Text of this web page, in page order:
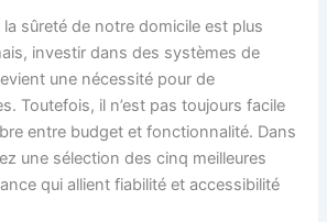
sûreté de notre domicile est plus
investir dans des systèmes de
une nécessité pour de
Toutefois, il n’est pas toujours facile
entre budget et fonctionnalité. Dans
une sélection des cinq meilleures
qui allient fiabilité et accessibilité